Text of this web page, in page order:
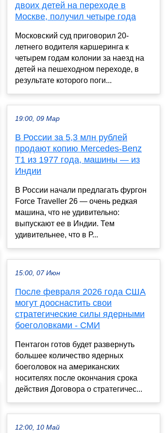
двоих детей на переходе в
Москве, получил четыре года
Московский суд приговорил 20-
летнего водителя каршеринга к
четырем годам колонии за наезд на
детей на пешеходном переходе, в
результате которого поги...
19:00, 09 Мар
В России за 5,3 млн рублей
продают копию Mercedes-Benz
T1 из 1977 года, машины — из
Индии
В России начали предлагать фургон
Force Traveller 26 — очень редкая
машина, что не удивительно:
выпускают ее в Индии. Тем
удивительнее, что в Р...
15:00, 07 Июн
После февраля 2026 года США
могут дооснастить свои
стратегические силы ядерными
боеголовками - СМИ
Пентагон готов будет развернуть
большее количество ядерных
боеголовок на американских
носителях после окончания срока
действия Договора о стратегичес...
12:00, 10 Май